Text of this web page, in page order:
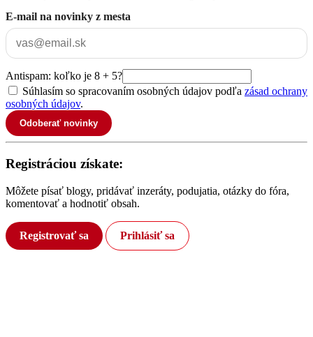
E-mail na novinky z mesta
Antispam: koľko je 8 + 5?
Súhlasím so spracovaním osobných údajov podľa zásad ochrany
osobných údajov.
Odoberať novinky
Registráciou získate:
Môžete písať blogy, pridávať inzeráty, podujatia, otázky do fóra,
komentovať a hodnotiť obsah.
Registrovať sa Prihlásiť sa